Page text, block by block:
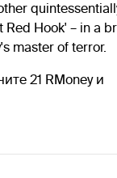
Red Hook' – in a
master of terror.
21 RMoney и